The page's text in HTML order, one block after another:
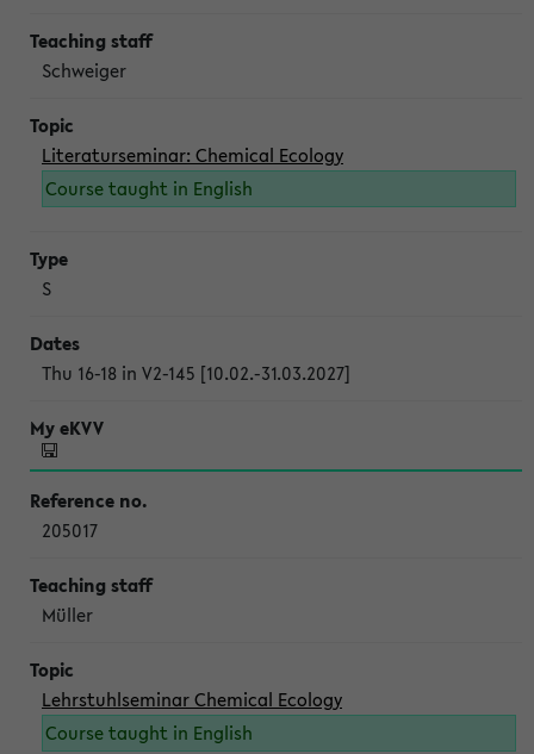
Schweiger
Literaturseminar: Chemical Ecology
Course taught in English
S
Thu 16-18 in V2-145 [10.02.-31.03.2027]
205017
Müller
Lehrstuhlseminar Chemical Ecology
Course taught in English